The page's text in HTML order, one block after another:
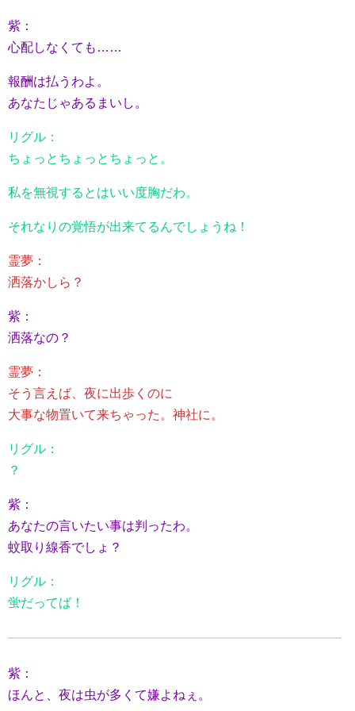
紫：
心配しなくても……
報酬は払うわよ。
あなたじゃあるまいし。
リグル：
ちょっとちょっとちょっと。
私を無視するとはいい度胸だわ。
それなりの覚悟が出来てるんでしょうね！
霊夢：
洒落かしら？
紫：
洒落なの？
霊夢：
そう言えば、夜に出歩くのに
大事な物置いて来ちゃった。神社に。
リグル：
？
紫：
あなたの言いたい事は判ったわ。
蚊取り線香でしょ？
リグル：
蛍だってば！
紫：
ほんと、夜は虫が多くて嫌よねぇ。